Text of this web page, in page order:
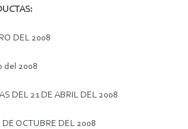
DEL 2008
del 2008
DEL 21 DE ABRIL DEL 2008
OCTUBRE DEL 2008